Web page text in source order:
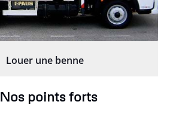
Louer une benne
Nos points forts